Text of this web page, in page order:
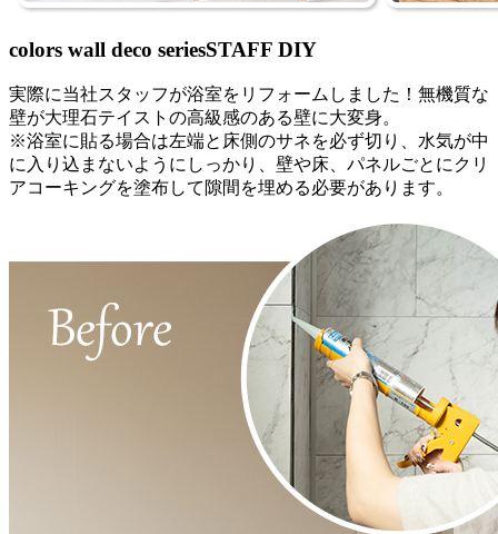
colors wall deco seriesSTAFF DIY
実際に当社スタッフが浴室をリフォームしました！無機質な
壁が大理石テイストの高級感のある壁に大変身。
※浴室に貼る場合は左端と床側のサネを必ず切り、水気が中
に入り込まないようにしっかり、壁や床、パネルごとにクリ
アコーキングを塗布して隙間を埋める必要があります。